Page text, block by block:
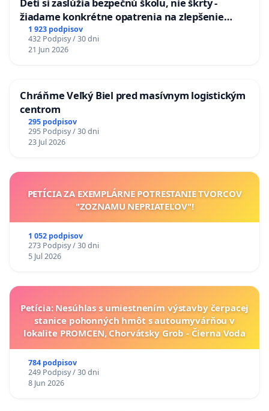
Deti si zaslúžia bezpečnú školu, nie škrty -
žiadame konkrétne opatrenia na zlepšenie
situácie v školstve
1 923 podpisov
432 Podpisy / 30 dni
21 Jun 2026
Chráňme Veľký Biel pred masívnym logistickým
centrom
295 podpisov
295 Podpisy / 30 dni
23 Jul 2026
PETÍCIA ZA EXEMPLÁRNE POTRESTANIE TVORCOV
"ZOZNAMU NEPRIATEĽOV"!
1 052 podpisov
273 Podpisy / 30 dni
5 Jul 2026
Petícia: Nesúhlas s umiestnením výstavby čerpacej
stanice pohonných hmôt s autoumyvárňou v
lokalite PROMCEN, Chorvátsky Grob - Čierna Voda
784 podpisov
249 Podpisy / 30 dni
8 Jun 2026